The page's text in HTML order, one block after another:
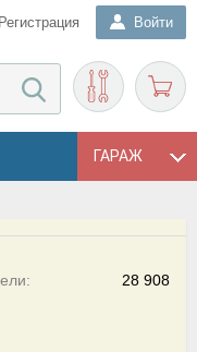
Регистрация Войти
ГАРАЖ
28 908